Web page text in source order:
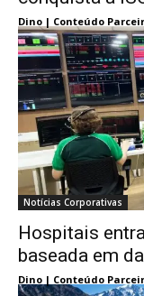
Dino | Conteúdo
Notícias Corporativas
Hospitais
baseada em
Dino | Conteúdo